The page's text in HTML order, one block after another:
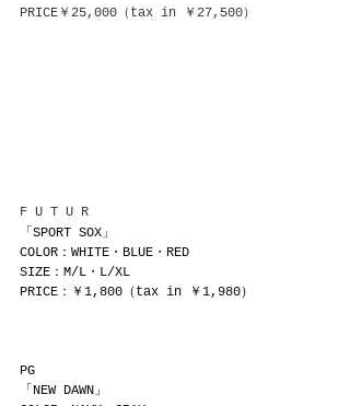
PRICE￥25,000（tax in ￥27,500）
F U T U R
「SPORT SOX」
COLOR：WHITE・BLUE・RED
SIZE：M/L・L/XL
PRICE：￥1,800（tax in ￥1,980）
PG
「NEW DAWN」